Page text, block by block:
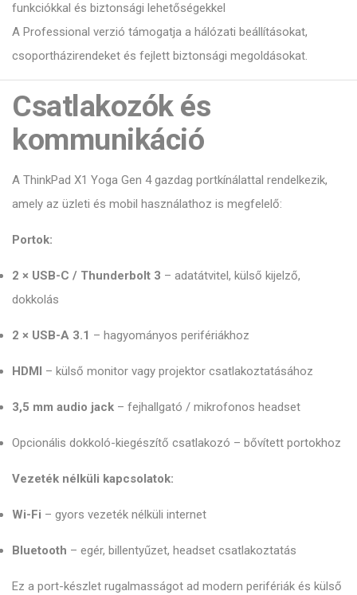
funkciókkal és biztonsági lehetőségekkel
A Professional verzió támogatja a hálózati beállításokat,
csoportházirendeket és fejlett biztonsági megoldásokat.
Csatlakozók és
kommunikáció
A ThinkPad X1 Yoga Gen 4 gazdag portkínálattal rendelkezik,
amely az üzleti és mobil használathoz is megfelelő:
Portok:
2 × USB-C / Thunderbolt 3 – adatátvitel, külső kijelző,
dokkolás
2 × USB-A 3.1 – hagyományos perifériákhoz
HDMI – külső monitor vagy projektor csatlakoztatásához
3,5 mm audio jack – fejhallgató / mikrofonos headset
Opcionális dokkoló-kiegészítő csatlakozó – bővített portokhoz
Vezeték nélküli kapcsolatok:
Wi-Fi – gyors vezeték nélküli internet
Bluetooth – egér, billentyűzet, headset csatlakoztatás
Ez a port-készlet rugalmasságot ad modern perifériák és külső